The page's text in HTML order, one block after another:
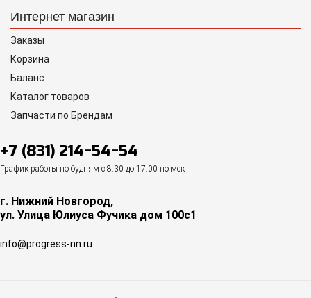
Интернет магазин
Заказы
Корзина
Баланс
Каталог товаров
Запчасти по Брендам
+7 (831) 214-54-54
График работы по будням с 8:30 до 17:00 по мск
г. Нижний Новгород,
ул. Улица Юлиуса Фучика дом 100с1
info@progress-nn.ru